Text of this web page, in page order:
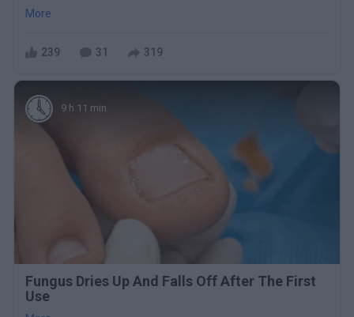
More
239 31 319
9 h 11 min
Fungus Dries Up And Falls Off After The First
Use